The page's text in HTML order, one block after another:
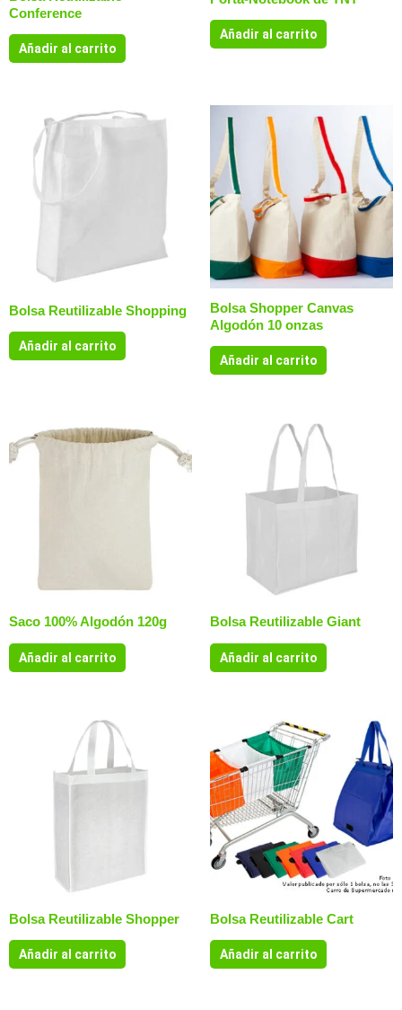
Conference
Añadir al carrito
Añadir al carrito
Bolsa Reutilizable Shopping
Añadir al carrito
Bolsa Shopper Canvas
Algodón 10 onzas
Añadir al carrito
Saco 100% Algodón 120g
Añadir al carrito
Bolsa Reutilizable Giant
Añadir al carrito
Bolsa Reutilizable Shopper
Añadir al carrito
Bolsa Reutilizable Cart
Añadir al carrito